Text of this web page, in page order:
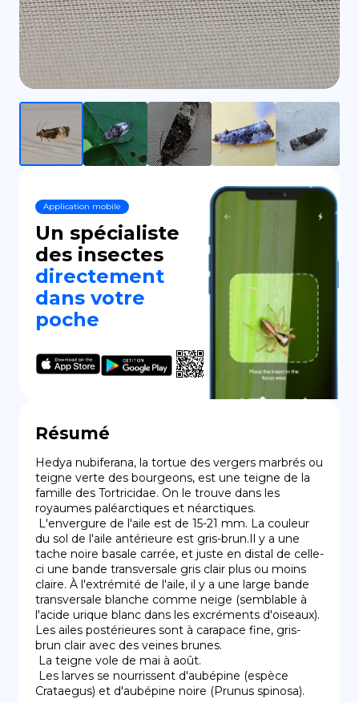
Application mobile
Un spécialiste
des insectes
directement
dans votre
poche
Résumé
Hedya nubiferana, la tortue des vergers marbrés ou
teigne verte des bourgeons, est une teigne de la
famille des Tortricidae. On le trouve dans les
royaumes paléarctiques et néarctiques.
du sol de l'aile antérieure est gris-brun.Il y a une
tache noire basale carrée, et juste en distal de celle-
ci une bande transversale gris clair plus ou moins
claire. À l'extrémité de l'aile, il y a une large bande
transversale blanche comme neige (semblable à
l'acide urique blanc dans les excréments d'oiseaux).
Les ailes postérieures sont à carapace fine, gris-
brun clair avec des veines brunes.
Crataegus) et d'aubépine noire (Prunus spinosa).